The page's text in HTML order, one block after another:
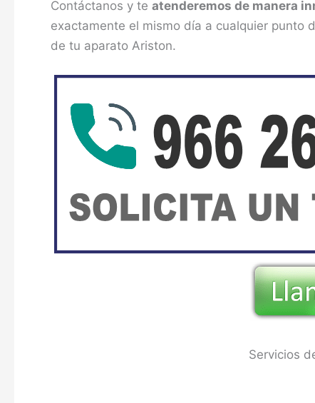
Contáctanos y te atenderemos de manera
exactamente el mismo día a cualquier punto
de tu aparato Ariston.
Servicios